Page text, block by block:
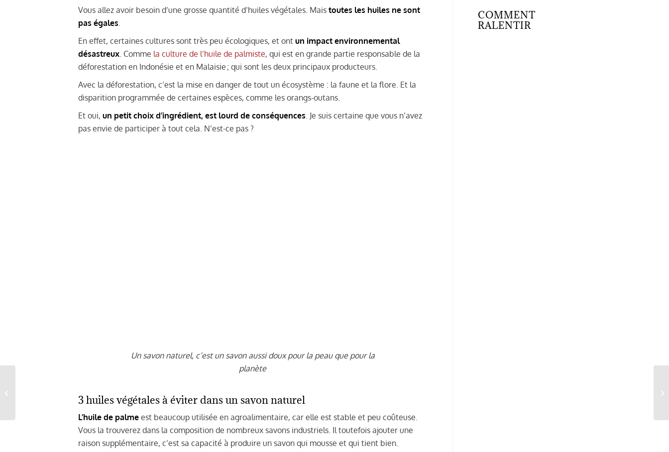
Vous allez avoir besoin d’une grosse quantité d’huiles végétales. Mais toutes les huiles ne sont
pas égales
En effet, certaines cultures sont très peu écologiques, et ont un impact environnemental
désastreux . Comme la culture de l’huile de palmiste, qui est en grande partie responsable de la
déforestation en Indonésie et en Malaisie ; qui sont les deux principaux producteurs.
Avec la déforestation, c’est la mise en danger de tout un écosystème : la faune et la flore. Et la
disparition programmée de certaines espèces, comme les orangs-outans.
Et oui, un petit choix d’ingrédient, est lourd de conséquences . Je suis certaine que vous n’avez
pas envie de participer à tout cela. N’est-ce pas ?
Un savon naturel, c’est un savon aussi doux pour la peau que pour la
planète
3 huiles végétales à éviter dans un savon naturel
L’huile de palme est beaucoup utilisée en agroalimentaire, car elle est stable et peu coûteuse.
Vous la trouverez dans la composition de nombreux savons industriels. Il toutefois ajouter une
raison supplémentaire, c’est sa capacité à produire un savon qui mousse et qui tient bien.
COMMENT
RALENTIR